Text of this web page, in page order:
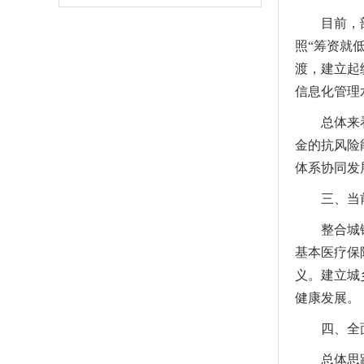
目前，部
照“筹资就
渡，建立起
信息化管
总体来看
金的抗风险
体系协同
三、当前
整合城镇
基本医疗保
义。建立
健康发展。
四、全面
总体思路